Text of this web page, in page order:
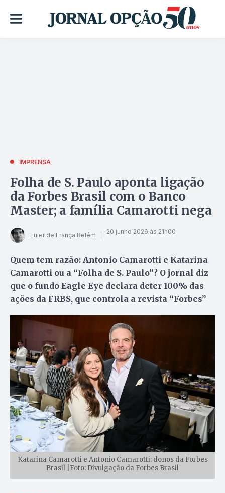
IMPRENSA
Folha de S. Paulo aponta ligação
da Forbes Brasil com o Banco
Master; a família Camarotti nega
Euler de França Belém 20 junho 2026 às 21h00
Quem tem razão: Antonio Camarotti e Katarina
Camarotti ou a “Folha de S. Paulo”? O jornal diz
que o fundo Eagle Eye declara deter 100% das
ações da FRBS, que controla a revista “Forbes”
Katarina Camarotti e Antonio Camarotti: donos da Forbes
Brasil |Foto: Divulgação da Forbes Brasil